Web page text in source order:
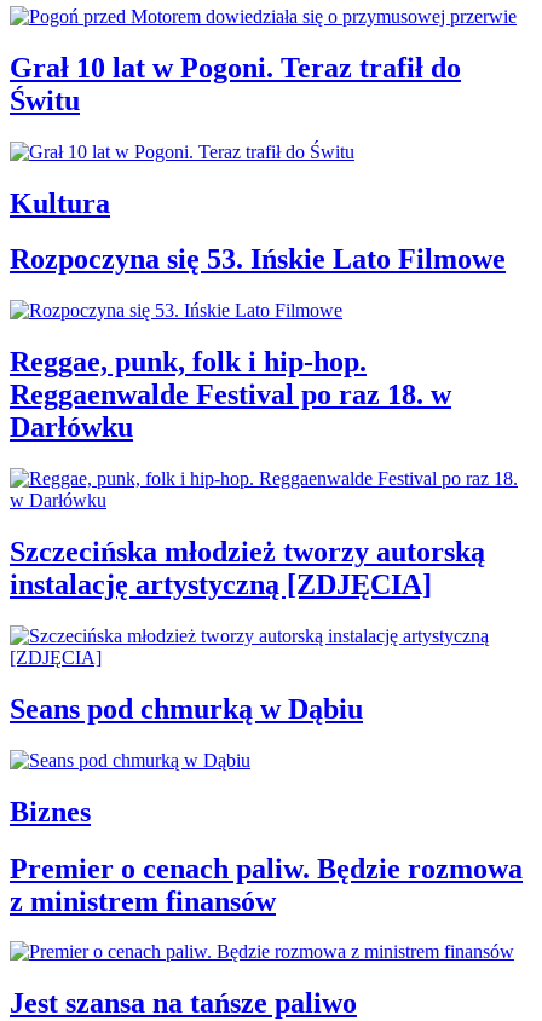
Grał 10 lat w Pogoni. Teraz trafił do
Świtu
Kultura
Rozpoczyna się 53. Ińskie Lato Filmowe
Reggae, punk, folk i hip-hop.
Reggaenwalde Festival po raz 18. w
Darłówku
Szczecińska młodzież tworzy autorską
instalację artystyczną [ZDJĘCIA]
Seans pod chmurką w Dąbiu
Biznes
Premier o cenach paliw. Będzie rozmowa
z ministrem finansów
Jest szansa na tańsze paliwo